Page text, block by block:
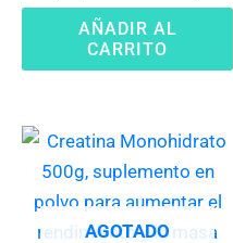
AÑADIR AL
CARRITO
AGOTADO